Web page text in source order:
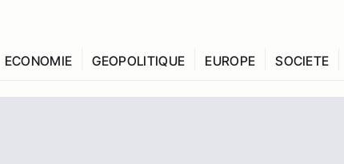
ECONOMIE GEOPOLITIQUE EUROPE SOCIETE